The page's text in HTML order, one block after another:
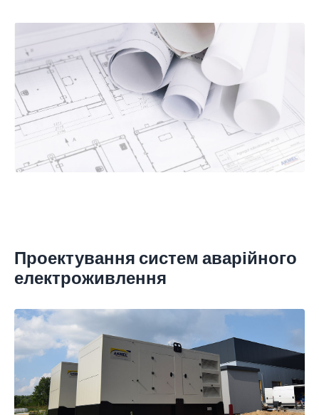
Проектування систем аварійного
електроживлення